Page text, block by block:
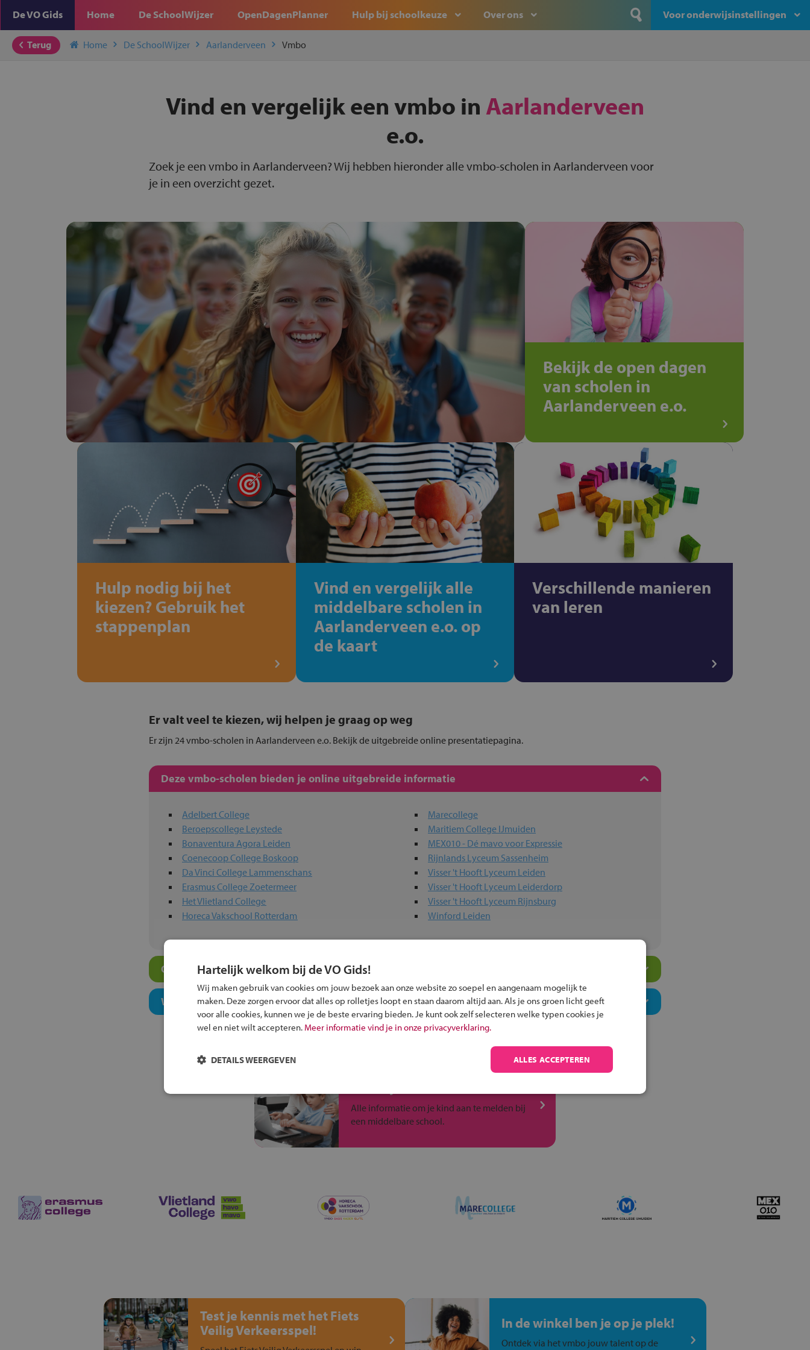
De VO Gids Home De SchoolWijzer OpenDagenPlanner Hulp bij schoolkeuze Over ons Voor onderwijsinstellingen
Terug Home De SchoolWijzer Aarlanderveen Vmbo
Vind en vergelijk een vmbo in Aarlanderveen
e.o.
Zoek je een vmbo in Aarlanderveen? Wij hebben hieronder alle vmbo-scholen in Aarlanderveen voor
je in een overzicht gezet.
Bekijk de open dagen
van scholen in
Aarlanderveen e.o.
Hulp nodig bij het
kiezen? Gebruik het
stappenplan
Vind en vergelijk alle
middelbare scholen in
Aarlanderveen e.o. op
de kaart
Verschillende manieren
van leren
Er valt veel te kiezen, wij helpen je graag op weg
Er zijn 24 vmbo-scholen in Aarlanderveen e.o. Bekijk de uitgebreide online presentatiepagina.
Deze vmbo-scholen bieden je online uitgebreide informatie
Adelbert College
Beroepscollege Leystede
Bonaventura Agora Leiden
Coenecoop College Boskoop
Da Vinci College Lammenschans
Erasmus College Zoetermeer
Het Vlietland College
Horeca Vakschool Rotterdam
Marecollege
Maritiem College IJmuiden
MEX010 - Dé mavo voor Expressie
Rijnlands Lyceum Sassenheim
Visser 't Hooft Lyceum Leiden
Visser 't Hooft Lyceum Leiderdorp
Visser 't Hooft Lyceum Rijnsburg
Winford Leiden
Overige vmbo-scholen in jouw regio
Welk onderwijsconcept past bij jou?
Alle informatie om je kind aan te melden bij
een middelbare school.
Test je kennis met het Fiets
Veilig Verkeersspel!
In de winkel ben je op je plek!
Ontdek via het vmbo jouw talent op de
Hartelijk welkom bij de VO Gids!
Wij maken gebruik van cookies om jouw bezoek aan onze website zo soepel en aangenaam mogelijk te
maken. Deze zorgen ervoor dat alles op rolletjes loopt en staan daarom altijd aan. Als je ons groen licht geeft
voor alle cookies, kunnen we je de beste ervaring bieden. Je kunt ook zelf selecteren welke typen cookies je
wel en niet wilt accepteren. Meer informatie vind je in onze privacyverklaring.
ALLES ACCEPTEREN
DETAILS WEERGEVEN